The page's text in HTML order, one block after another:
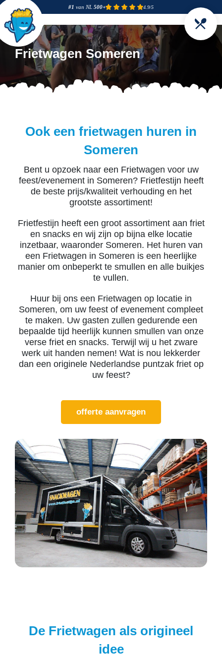
#1 van NL 500+ 4.9/5
Frietwagen Someren
Ook een frietwagen huren in
Someren
Bent u opzoek naar een Frietwagen voor uw
feest/evenement in Someren? Frietfestijn heeft
de beste prijs/kwaliteit verhouding en het
grootste assortiment!
Frietfestijn heeft een groot assortiment aan friet
en snacks en wij zijn op bijna elke locatie
inzetbaar, waaronder Someren. Het huren van
een Frietwagen in Someren is een heerlijke
manier om onbeperkt te smullen en alle buikjes
te vullen.
Huur bij ons een Frietwagen op locatie in
Someren, om uw feest of evenement compleet
te maken. Uw gasten zullen gedurende een
bepaalde tijd heerlijk kunnen smullen van onze
verse friet en snacks. Terwijl wij u het zware
werk uit handen nemen! Wat is nou lekkerder
dan een originele Nederlandse puntzak friet op
uw feest?
offerte aanvragen
De Frietwagen als origineel
idee